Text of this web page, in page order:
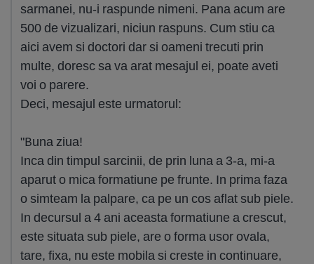
sarmanei, nu-i raspunde nimeni. Pana acum are
500 de vizualizari, niciun raspuns. Cum stiu ca
aici avem si doctori dar si oameni trecuti prin
multe, doresc sa va arat mesajul ei, poate aveti
voi o parere.
Deci, mesajul este urmatorul:
"Buna ziua!
Inca din timpul sarcinii, de prin luna a 3-a, mi-a
aparut o mica formatiune pe frunte. In prima faza
o simteam la palpare, ca pe un cos aflat sub piele.
In decursul a 4 ani aceasta formatiune a crescut,
este situata sub piele, are o forma usor ovala,
tare, fixa, nu este mobila si creste in continuare,